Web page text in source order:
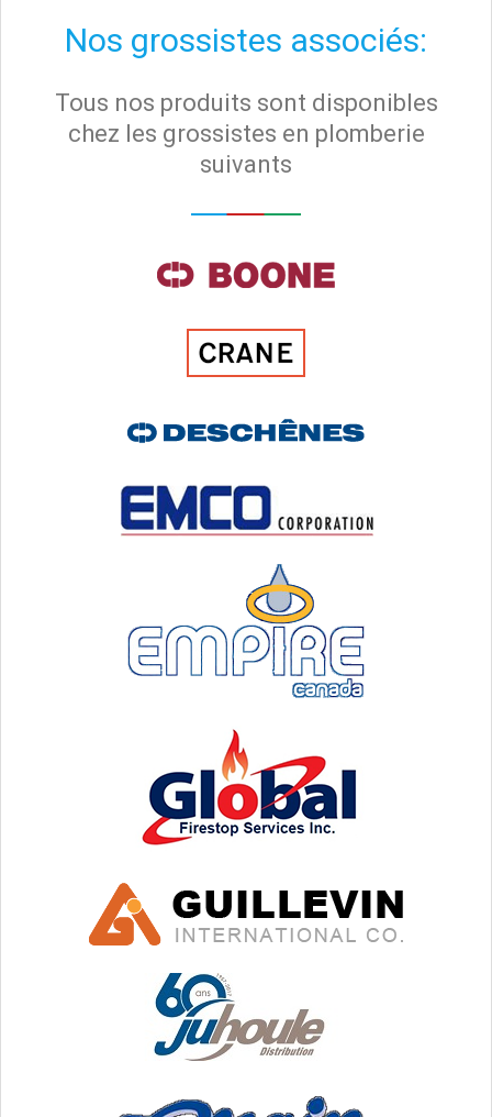
Nos grossistes associés:
Tous nos produits sont disponibles
chez les grossistes en plomberie
suivants